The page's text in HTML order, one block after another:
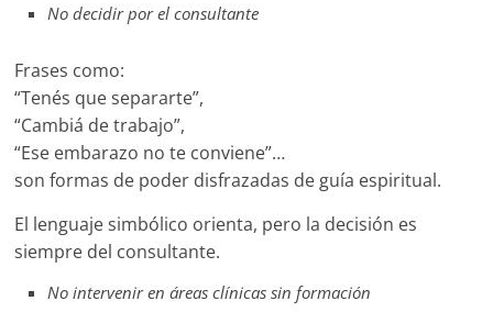
No decidir por el consultante
Frases como:
“Tenés que separarte”,
“Cambiá de trabajo”,
“Ese embarazo no te conviene”…
son formas de poder disfrazadas de guía espiritual.
El lenguaje simbólico orienta, pero la decisión es
siempre del consultante.
No intervenir en áreas clínicas sin formación